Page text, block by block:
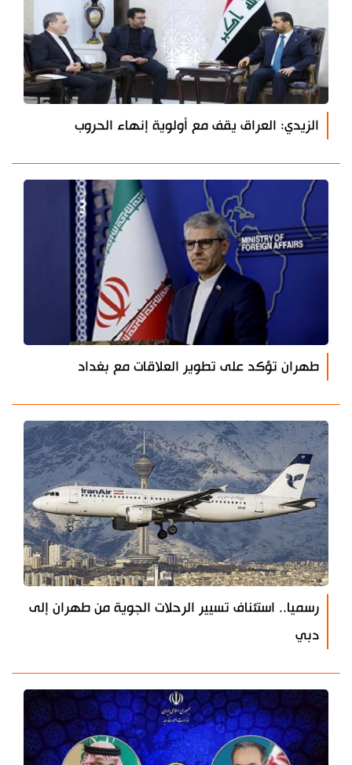
الزيدي: العراق يقف مع أولوية إنهاء الحروب
طهران تؤكد على تطوير العلاقات مع بغداد
رسميا.. استئناف تسيير الرحلات الجوية من طهران إلى
دبي